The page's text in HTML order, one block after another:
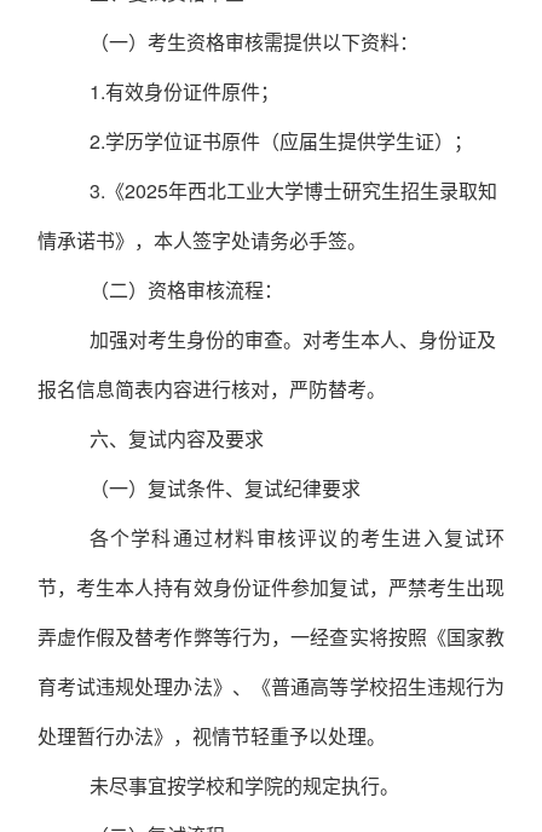
（一） 考生资格审核需提供以下资料：
1.有效身份证件原件；
2.学历学位证书原件（应届生提供学生证）；
3. 《2025年西北工业大学博士研究生招生录取知
情承诺书》，本人签字处请务必手签。
（二） 资格审核流程：
加强对考生身份的审查。对考生本人、身份证及
报名信息简表内容进行核对，严防替考。
六、 复试内容及要求
（一）复试条件、复试纪律要求
各个学科通过材料审核评议的考生进入复试环
节，考生本人持有效身份证件参加复试，严禁考生出现
弄虚作假及替考作弊等行为，一经查实将按照《国家教
育考试违规处理办法》、《普通高等学校招生违规行为
处理暂行办法》，视情节轻重予以处理。
未尽事宜按学校和学院的规定执行。